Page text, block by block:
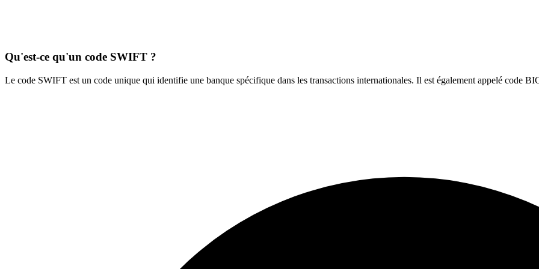
Qu'est-ce qu'un code SWIFT ?
Le code SWIFT est un code unique qui identifie une banque spécifique dans les transactions internationales. Il est également appelé code